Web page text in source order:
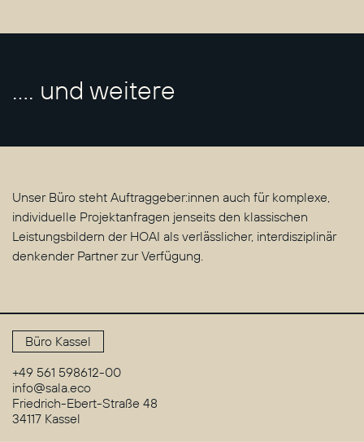
.... und weitere
Unser Büro steht Auftraggeber:innen auch für komplexe,
individuelle Projektanfragen jenseits den klassischen
Leistungsbildern der HOAI als verlässlicher, interdisziplinär
denkender Partner zur Verfügung.
Büro Kassel
+49 561 598612-00
info@sala.eco
Friedrich-Ebert-Straße 48
34117 Kassel